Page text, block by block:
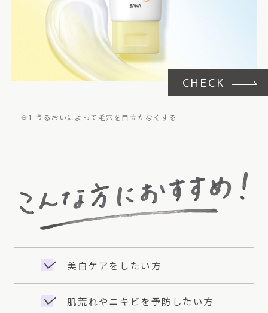
CHECK
※1 うるおいによって毛穴を目立たなくする
美白ケアをしたい方
肌荒れやニキビを予防したい方